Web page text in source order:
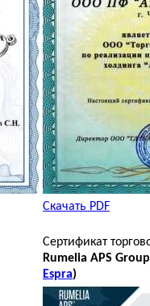
Скачать PDF
Сертификат
Rumelia APS
Espra)